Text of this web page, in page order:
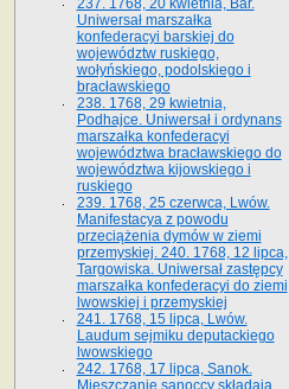
237. 1768, 20 kwietnia, Bar.
Uniwersał marszałka
konfederacyi barskiej do
województw ruskiego,
wołyńskiego, podolskiego i
bracławskiego
238. 1768, 29 kwietnia,
Podhajce. Uniwersał i ordynans
marszałka konfederacyi
województwa bracławskiego do
wo­jewództwa kijowskiego i
ruskiego
239. 1768, 25 czerwca, Lwów.
Manifestacya z powodu
przeciążenia dymów w ziemi
przemyskiej. 240. 1768, 12 lipca,
Targowiska. Uniwersał zastępcy
marszałka konfederacyi do ziemi
lwowskiej i przemyskiej
241. 1768, 15 lipca, Lwów.
Laudum sejmiku deputackiego
lwowskiego
242. 1768, 17 lipca, Sanok.
Mieszczanie sanoccy składają